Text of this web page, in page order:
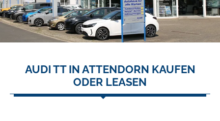
AUDI TT IN ATTENDORN KAUFEN
ODER LEASEN